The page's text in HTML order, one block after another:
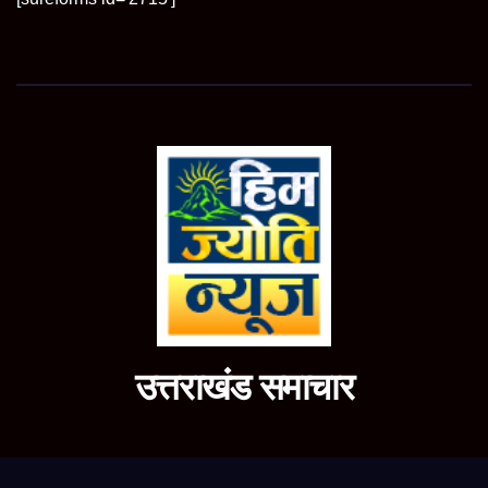
उत्तराखंड समाचार